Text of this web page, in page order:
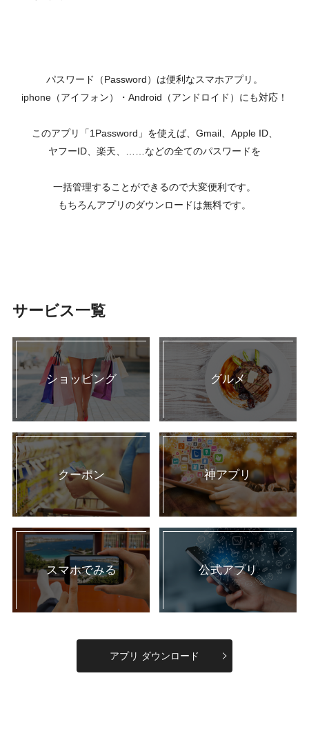
パスワード（Password）は便利なスマホアプリ。
iphone（アイフォン）・Android（アンドロイド）にも対応！
このアプリ「1Password」を使えば、Gmail、Apple ID、
ヤフーID、楽天、……などの全てのパスワードを
一括管理することができるので大変便利です。
もちろんアプリのダウンロードは無料です。
サービス一覧
ショッピング グルメ
クーポン 神アプリ
スマホでみる 公式アプリ
アプリ ダウンロード